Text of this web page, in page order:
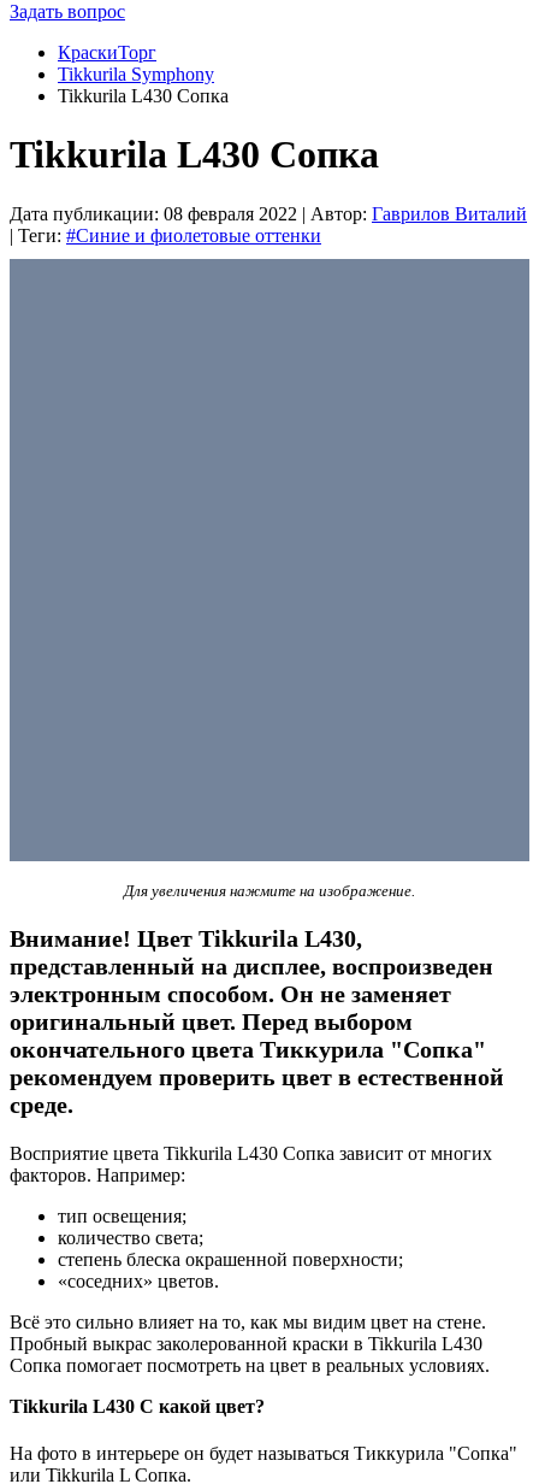
Задать вопрос
КраскиТорг
Tikkurila Symphony
Tikkurila L430 Сопка
Tikkurila L430 Сопка
Дата публикации: 08 февраля 2022 | Автор: Гаврилов Виталий
| Теги: #Синие и фиолетовые оттенки
Для увеличения нажмите на изображение.
Внимание! Цвет Tikkurila L430,
представленный на дисплее, воспроизведен
электронным способом. Он не заменяет
оригинальный цвет. Перед выбором
окончательного цвета Тиккурила "Сопка"
рекомендуем проверить цвет в естественной
среде.
Восприятие цвета Tikkurila L430 Сопка зависит от многих
факторов. Например:
тип освещения;
количество света;
степень блеска окрашенной поверхности;
«соседних» цветов.
Всё это сильно влияет на то, как мы видим цвет на стене.
Пробный выкрас заколерованной краски в Tikkurila L430
Сопка помогает посмотреть на цвет в реальных условиях.
Tikkurila L430 С какой цвет?
На фото в интерьере он будет называться Тиккурила "Сопка"
или Tikkurila L Сопка.